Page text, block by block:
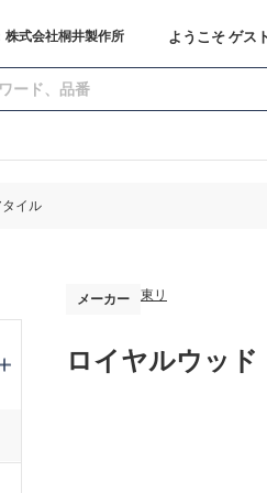
株式会社桐井製作所 ようこそ ゲス
イル
メーカー 東リ
ロイヤルウッド